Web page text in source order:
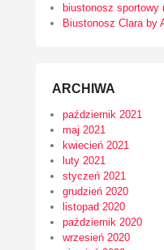
biustonosz sportowy
Biustonosz Clara by
ARCHIWA
październik 2021
maj 2021
kwiecień 2021
luty 2021
styczeń 2021
grudzień 2020
listopad 2020
październik 2020
wrzesień 2020